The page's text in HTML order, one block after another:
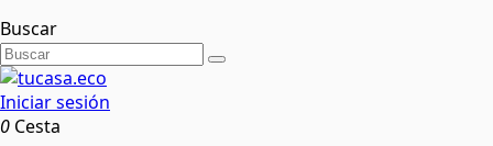
Buscar
Iniciar sesión
0 Cesta